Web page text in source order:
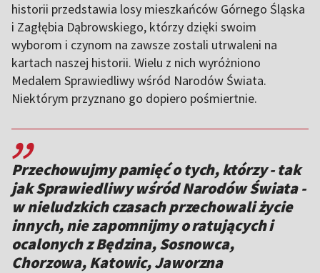
historii przedstawia losy mieszkańców Górnego Śląska
i Zagłębia Dąbrowskiego, którzy dzięki swoim
wyborom i czynom na zawsze zostali utrwaleni na
kartach naszej historii. Wielu z nich wyróżniono
Medalem Sprawiedliwy wśród Narodów Świata.
Niektórym przyznano go dopiero pośmiertnie.
,,
Przechowujmy pamięć o tych, którzy - tak
jak Sprawiedliwy wśród Narodów Świata -
w nieludzkich czasach przechowali życie
innych, nie zapomnijmy o ratujących i
ocalonych z Będzina, Sosnowca,
Chorzowa, Katowic, Jaworzna